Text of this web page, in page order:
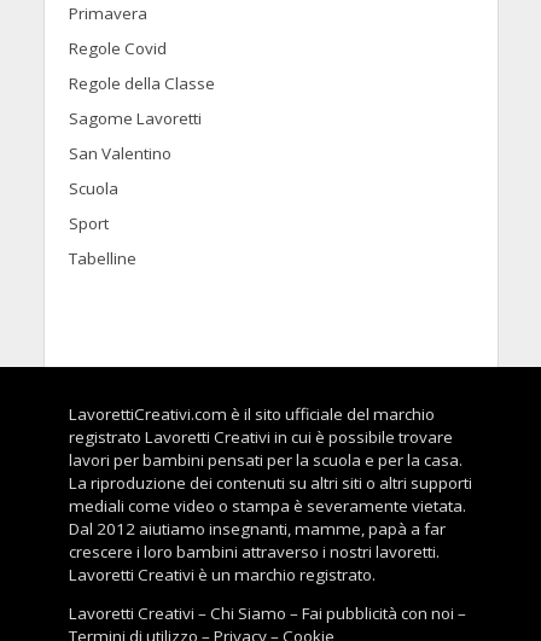
Primavera
Regole Covid
Regole della Classe
Sagome Lavoretti
San Valentino
Scuola
Sport
Tabelline
LavorettiCreativi.com è il sito ufficiale del marchio
registrato Lavoretti Creativi in cui è possibile trovare
lavori per bambini pensati per la scuola e per la casa.
La riproduzione dei contenuti su altri siti o altri supporti
mediali come video o stampa è severamente vietata.
Dal 2012 aiutiamo insegnanti, mamme, papà a far
crescere i loro bambini attraverso i nostri lavoretti.
Lavoretti Creativi è un marchio registrato.
Lavoretti Creativi –Chi Siamo –Fai pubblicità con noi –
Termini di utilizzo –Privacy–Cookie